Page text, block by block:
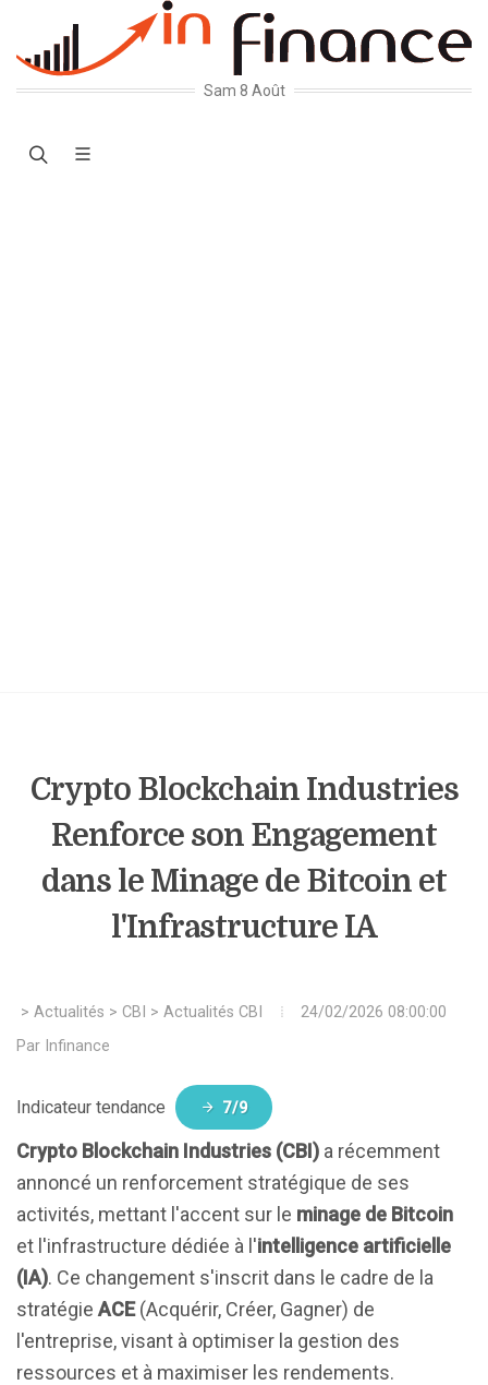
Sam 8 Août
Crypto Blockchain Industries
Renforce son Engagement
dans le Minage de Bitcoin et
l'Infrastructure IA
> Actualités > CBI > Actualités CBI
24/02/2026 08:00:00
Par Infinance
Indicateur tendance 7/9
Crypto Blockchain Industries (CBI) a récemment
annoncé un renforcement stratégique de ses
activités, mettant l'accent sur le minage de Bitcoin
et l'infrastructure dédiée à l'intelligence artificielle
(IA). Ce changement s'inscrit dans le cadre de la
stratégie ACE(Acquérir, Créer, Gagner) de
l'entreprise, visant à optimiser la gestion des
ressources et à maximiser les rendements.